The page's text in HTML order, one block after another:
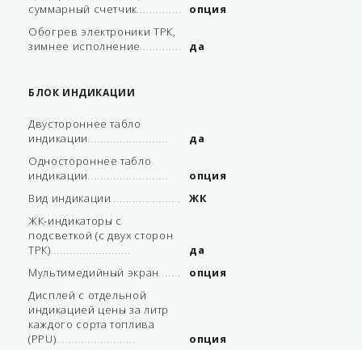
суммарный счетчик
опция
Обогрев электроники ТРК,
зимнее исполнение
да
БЛОК ИНДИКАЦИИ
Двустороннее табло
индикации
да
Одностороннее табло
индикации
опция
Вид индикации
ЖК
ЖК-индикаторы с
подсветкой (с двух сторон
ТРК)
да
Мультимедийный экран
опция
Дисплей с отдельной
индикацией цены за литр
каждого сорта топлива
(PPU)
опция